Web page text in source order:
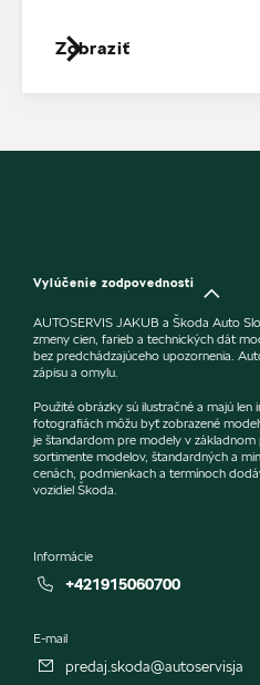
Zobraziť
Vylúčenie zodpovednosti
AUTOSERVIS JAKUB a Škoda Auto
zmeny cien, farieb a technických dát
bez predchádzajúceho upozornenia.
zápisu a omylu.
Použité obrázky sú ilustračné a majú
fotografiách môžu byť zobrazené
je štandardom pre modely v základnom
sortimente modelov, štandardných a
cenách, podmienkach a termínoch
vozidiel Škoda.
Informácie
+421915060700
E-mail
predaj.skoda@autoservisja